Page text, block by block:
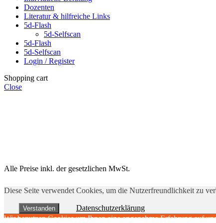
Dozenten
Literatur & hilfreiche Links
5d-Flash
5d-Selfscan
5d-Flash
5d-Selfscan
Login / Register
Shopping cart
Close
Alle Preise inkl. der gesetzlichen MwSt.
Diese Seite verwendet Cookies, um die Nutzerfreundlichkeit zu
Verstanden
Datenschutzerklärung
Wir benutzen Cookies um Ihnen eine angenehme Erfahrung auf